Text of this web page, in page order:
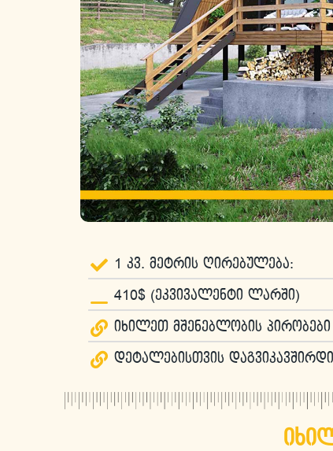
1 კვ. მეტრის ღირებულება:
410$ (ეკვივალენტი ლარში)
იხილეთ მშენებლობის პირობები
დეტალებისთვის